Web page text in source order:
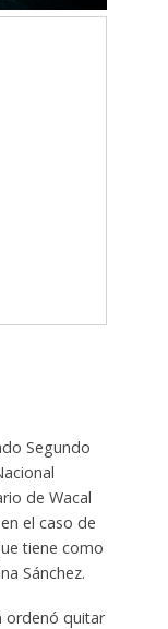
Segundo
de Wacal
el caso de
tiene como
Sánchez.
ordenó quitar